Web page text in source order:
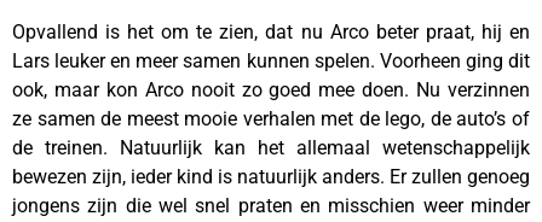
Opvallend is het om te zien, dat nu Arco beter praat, hij en
Lars leuker en meer samen kunnen spelen. Voorheen ging dit
ook, maar kon Arco nooit zo goed mee doen. Nu verzinnen
ze samen de meest mooie verhalen met de lego, de auto’s of
de treinen. Natuurlijk kan het allemaal wetenschappelijk
bewezen zijn, ieder kind is natuurlijk anders. Er zullen genoeg
jongens zijn die wel snel praten en misschien weer minder